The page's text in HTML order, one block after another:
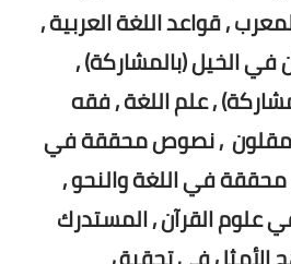
, قواعد اللغة العربية ,
في الخيل (بالمشاركة) ,
, علم اللغة , فقه
مقلون , نصوص محققة في
في اللغة والنحو ,
علوم القرآن , المستدرك